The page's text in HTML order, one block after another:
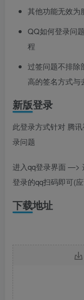
其他功能无效为
QQ如何登录问
程
过签问题不排除
高的签名方式与
新版登录
此登录方式针对 腾
录问题
进入qq登录界面 —>
登录的qq扫码即可(
下载地址